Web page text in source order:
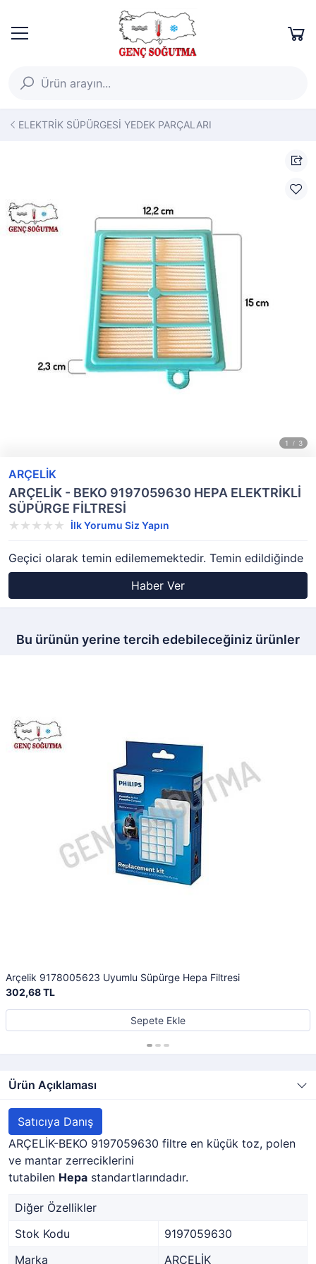
ELEKTRİK SÜPÜRGESİ YEDEK PARÇALARI
ARÇELİK
ARÇELİK - BEKO 9197059630 HEPA ELEKTRİKLİ
SÜPÜRGE FİLTRESİ
İlk Yorumu Siz Yapın
Geçici olarak temin edilememektedir. Temin edildiğinde
Haber Ver
Bu ürünün yerine tercih edebileceğiniz ürünler
Arçelik 9178005623 Uyumlu Süpürge Hepa Filtresi
302,68 TL
Sepete Ekle
Ürün Açıklaması
Satıcıya Danış
ARÇELİK-BEKO 9197059630 filtre en küçük toz, polen
ve mantar zerreciklerini
tutabilen Hepa standartlarındadır.
Diğer Özellikler
Stok Kodu
9197059630
Marka
ARÇELİK